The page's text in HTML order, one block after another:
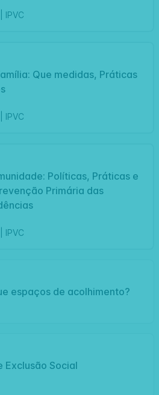
IPVC
Que medidas, Práticas
IPVC
Políticas, Práticas e
Primária das
IPVC
espaços de acolhimento?
Exclusão Social